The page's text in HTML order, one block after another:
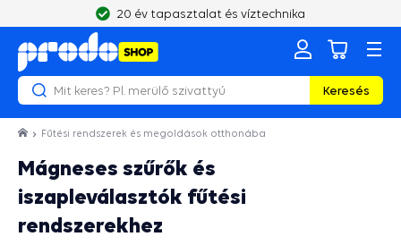
20 év tapasztalat és víztechnika
Keresés
Fűtési rendszerek és megoldások otthonába
Mágneses szűrők és
iszapleválasztók fűtési
rendszerekhez